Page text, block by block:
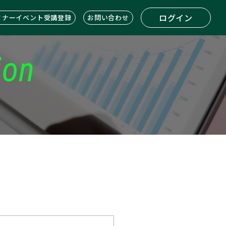
ナーイベント受講登録 お問い合わせ ログイン